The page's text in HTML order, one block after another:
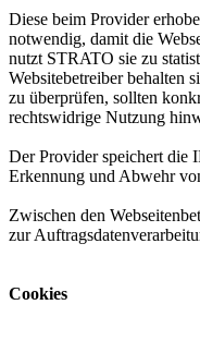
Diese beim Provider
notwendig, damit die
nutzt STRATO sie zu
Websitebetreiber behalten
zu überprüfen, sollten
rechtswidrige Nutzung
Der Provider speichert die
Erkennung und Abwehr
Zwischen den
zur
Cookies